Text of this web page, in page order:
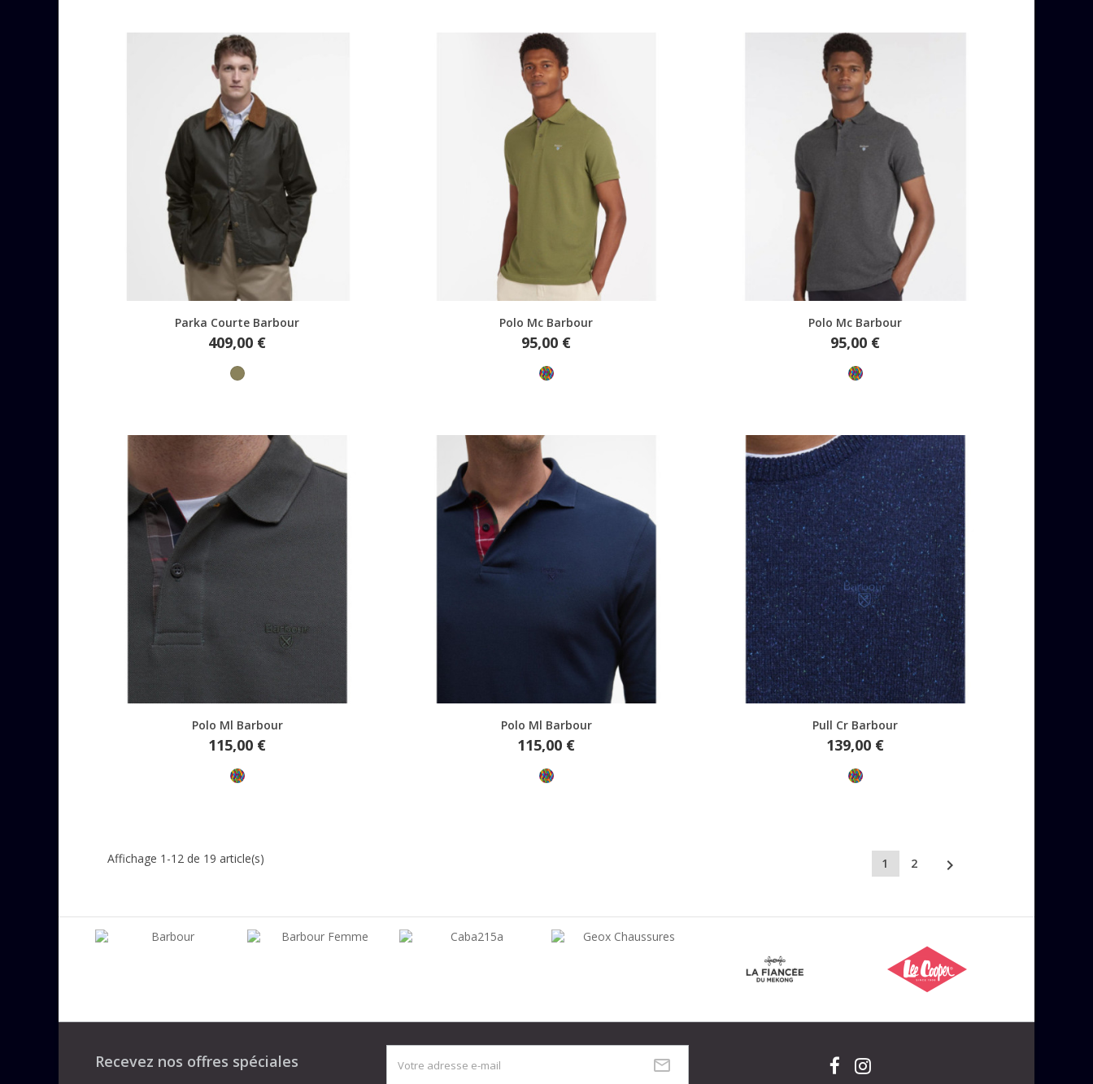
Aperçu rapide
Parka Courte Barbour
Prix
409,00 €
Olive
Aperçu rapide
Polo Mc Barbour
Prix
95,00 €
Multicolore
Aperçu rapide
Polo Mc Barbour
Prix
95,00 €
Multicolore
Aperçu rapide
Polo Ml Barbour
Prix
115,00 €
Multicolore
Aperçu rapide
Polo Ml Barbour
Prix
115,00 €
Multicolore
Aperçu rapide
Pull Cr Barbour
Prix
139,00 €
Multicolore
Affichage 1-12 de 19 article(s) 1 2 
Recevez nos offres spéciales